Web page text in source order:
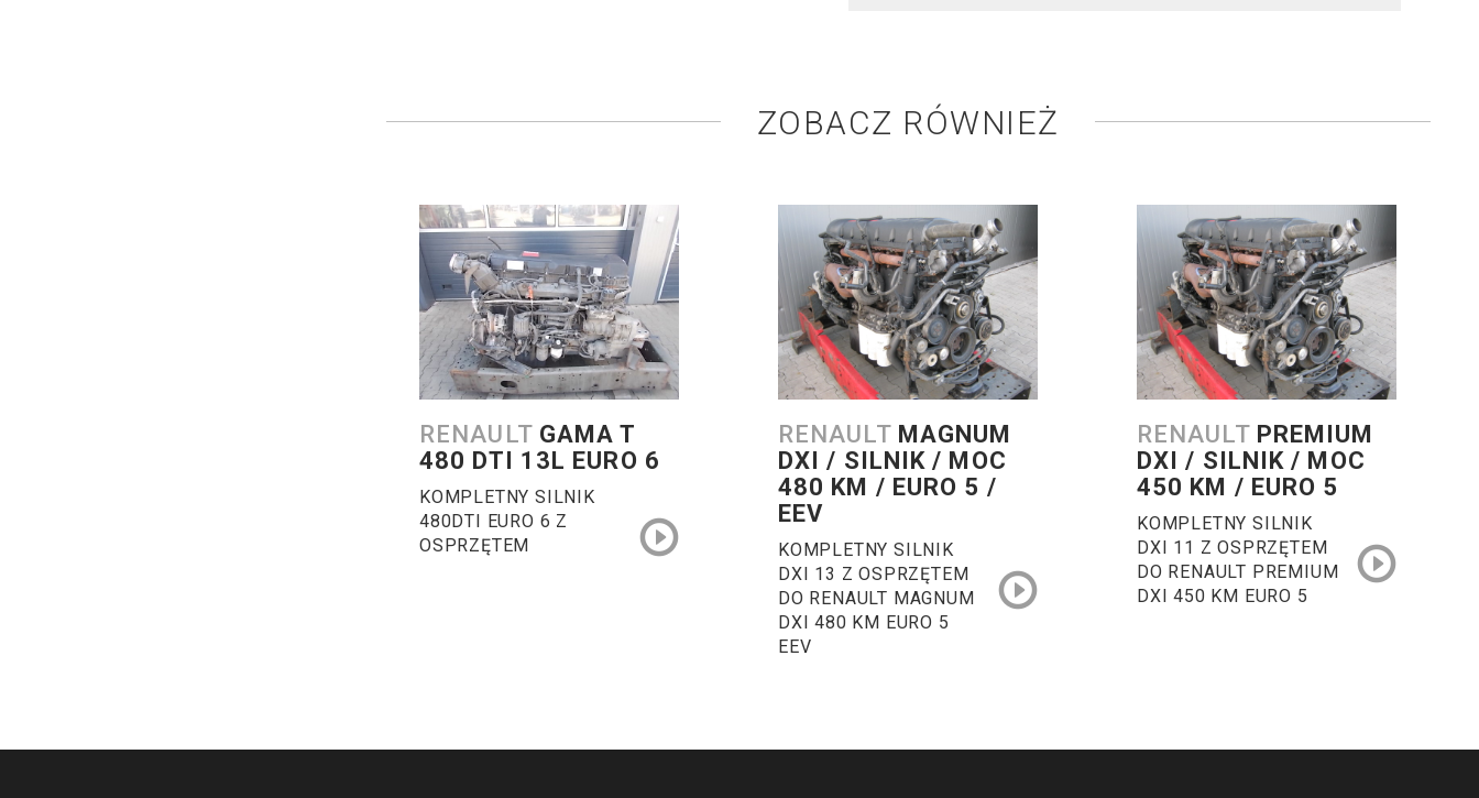
ZOBACZ RÓWNIEŻ
RENAULT GAMA T
480 DTI 13L EURO 6
KOMPLETNY SILNIK
480DTI EURO 6 Z
OSPRZĘTEM
RENAULT MAGNUM
DXI / SILNIK / MOC
480 KM / EURO 5 /
EEV
KOMPLETNY SILNIK
DXI 13 Z OSPRZĘTEM
DO RENAULT MAGNUM
DXI 480 KM EURO 5
EEV
RENAULT PREMIUM
DXI / SILNIK / MOC
450 KM / EURO 5
KOMPLETNY SILNIK
DXI 11 Z OSPRZĘTEM
DO RENAULT PREMIUM
DXI 450 KM EURO 5